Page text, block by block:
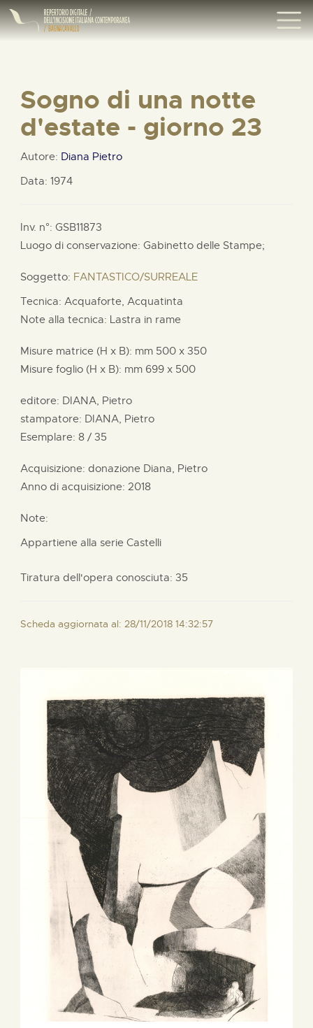
Sogno di una notte
d'estate - giorno 23
Autore: Diana Pietro
Data: 1974
Inv. n°: GSB11873
Luogo di conservazione: Gabinetto delle Stampe;
Soggetto: FANTASTICO/SURREALE
Tecnica: Acquaforte, Acquatinta
Note alla tecnica: Lastra in rame
Misure matrice (H x B): mm 500 x 350
Misure foglio (H x B): mm 699 x 500
editore: DIANA, Pietro
stampatore: DIANA, Pietro
Esemplare: 8 / 35
Acquisizione: donazione Diana, Pietro
Anno di acquisizione: 2018
Note:
Appartiene alla serie Castelli
Tiratura dell'opera conosciuta: 35
Scheda aggiornata al: 28/11/2018 14:32:57